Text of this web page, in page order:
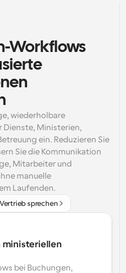
mit KI-gestützten Anrufen
Planung und Erinnerungen
Laufenden über die neuesten
Minuten mit Kunden
mehreren Personen buchen
wenn etwas
Workflows
wiederholbare
Ministerien,
ein. Reduzieren Sie
Sie die Kommunikation
Mitarbeiter und
manuelle
Laufenden.
sprechen
ministeriellen
bei Buchungen,